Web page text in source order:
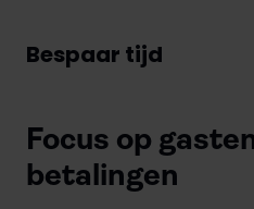
Bespaar tijd
Focus op
betalingen